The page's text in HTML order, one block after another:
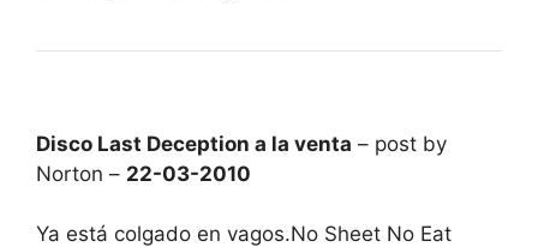
Disco Last Deception a la venta – post by
Norton – 22-03-2010
Ya está colgado en vagos.No Sheet No Eat